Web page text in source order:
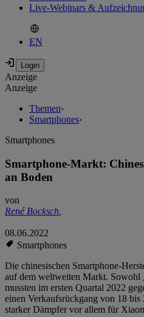
Live-Webinars &
EN
Anzeige
Anzeige
Themen›
Smartphones›
Smartphones
Smartphone-Markt:
an Boden
von
René Bocksch,
08.06.2022
Smartphones
Die chinesischen Smartphone-
auf dem weltweiten Markt. Sowohl
mussten im ersten Quartal 2022
einen Verkaufsrückgang von 18
starker Dämpfer vor allem für